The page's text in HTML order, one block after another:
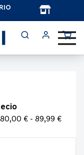
80,00 € - 89,99 €